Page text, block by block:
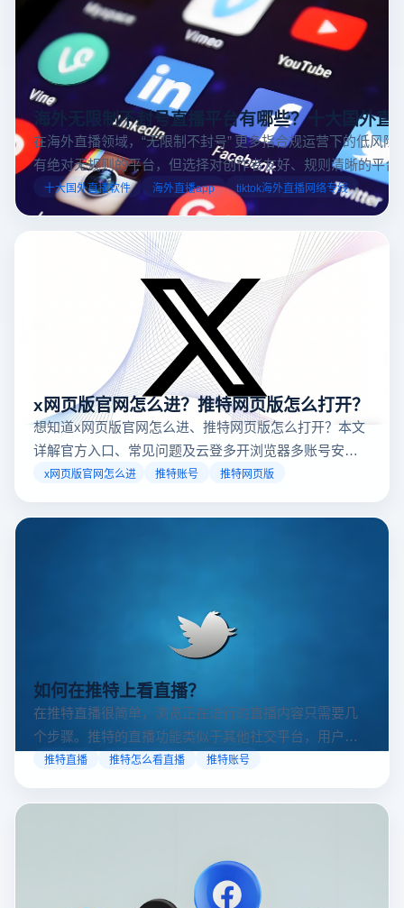
海外无限制不封号直播平台有哪些？十大国外直
在海外直播领域，“无限制不封号” 更多指合规运营下的低风
有绝对无规则的平台，但选择对创作者友好、规则清晰的平台
业工具规避风险，能显著降低封号概率。以下推荐十大国外
台，并结合云登多开浏览器的功能，详解如何安全高效运营。
十大国外直播软件 海外直播app tiktok海外直播网络专线
x网页版官网怎么进？推特网页版怎么打开？
想知道x网页版官网怎么进、推特网页版怎么打开？本文
详解官方入口、常见问题及云登多开浏览器多账号安全
访问方案，助你稳定登录高效运营。
x网页版官网怎么进 推特账号 推特网页版
如何在推特上看直播？
在推特直播很简单，浏览正在进行的直播内容只需要几
个步骤。推特的直播功能类似于其他社交平台，用户可
以通过关注自己喜欢的账号、浏览话题标签或查看实时
可以随时随地参与实时互动，无论是关注新闻事件、休
推特直播 推特怎么看直播 推特账号